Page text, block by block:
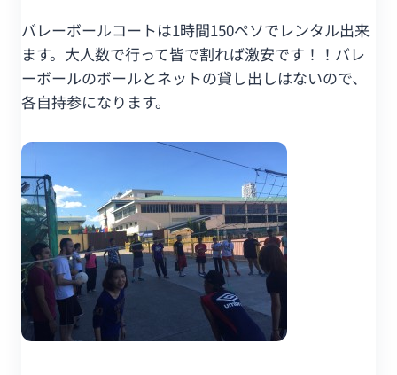
バレーボールコートは1時間150ペソでレンタル出来
ます。大人数で行って皆で割れば激安です！！バレ
ーボールのボールとネットの貸し出しはないので、
各自持参になります。